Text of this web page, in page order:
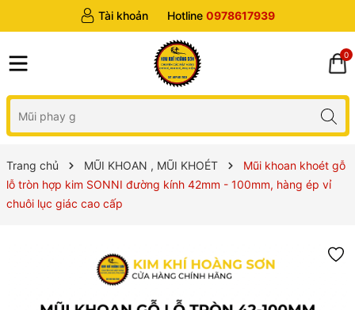
Tài khoản Hotline 0978617939
0
Trang chủ MŨI KHOAN , MŨI KHOÉT
Mũi khoan khoét gỗ
lỗ tròn hợp kim SONNI đường kính 42mm - 100mm, hàng ép vỉ
chuôi lục giác cao cấp